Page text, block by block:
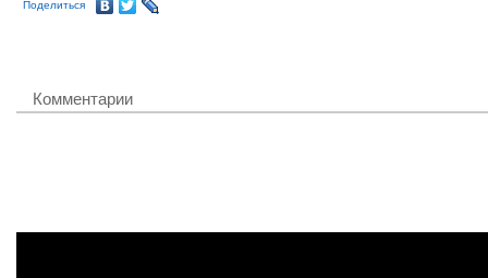
Поделиться
Комментарии